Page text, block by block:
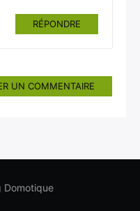
RÉPONDRE
UN COMMENTAIRE
Domotique